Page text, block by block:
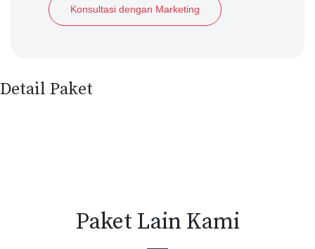
Konsultasi dengan Marketing
Detail Paket
Paket Lain Kami